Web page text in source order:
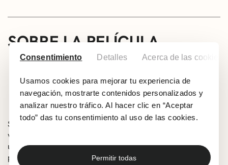
Consentimiento Detalles Acerca de las cookies
Usamos cookies para mejorar tu experiencia de
navegación, mostrarte contenidos personalizados y
analizar nuestro tráfico. Al hacer clic en “Aceptar
todo” das tu consentimiento al uso de las cookies.
Permitir todas
SOBRE LA PELÍCULA
Idioma: Castellano
Todos los públicos
Dirección:Junichi Sato, Haruka Kamatani
Sinopsis: Mire Yoshizuki es una oficinista de 27 años que
vuelve a Japón. Sora Nagase es una estudiante
universitaria de 22 años que aspira a convertirse en
profesora. Reika Kawatani es una trabajadora a tiempo